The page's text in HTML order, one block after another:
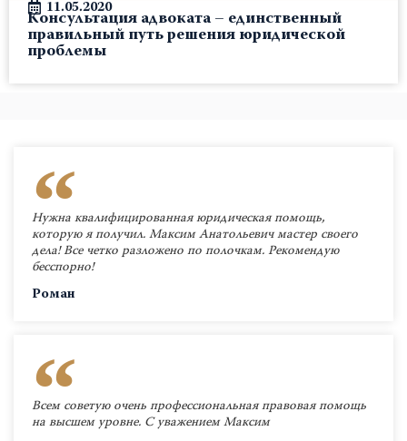
11.05.2020
Консультация адвоката – единственный
правильный путь решения юридической
проблемы
Нужна квалифицированная юридическая помощь,
которую я получил. Максим Анатольевич мастер своего
дела! Все четко разложено по полочкам. Рекомендую
бесспорно!
Роман
Всем советую очень профессиональная правовая помощь
на высшем уровне. С уважением Максим